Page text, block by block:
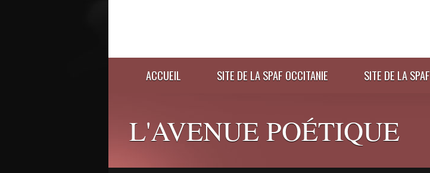
ACCUEIL SITE DE LA SPAF OCCITANIE SITE DE LA SPAF
L'AVENUE POÉTIQUE